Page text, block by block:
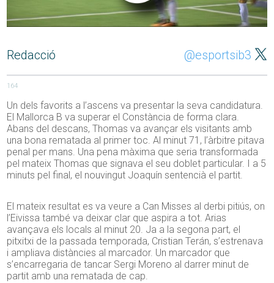
Redacció @esportsib3
164
Un dels favorits a l’ascens va presentar la seva candidatura.
El Mallorca B va superar el Constància de forma clara.
Abans del descans, Thomas va avançar els visitants amb
una bona rematada al primer toc. Al minut 71, l’àrbitre pitava
penal per mans. Una pena màxima que seria transformada
pel mateix Thomas que signava el seu doblet particular. I a 5
minuts pel final, el nouvingut Joaquín sentencià el partit.
El mateix resultat es va veure a Can Misses al derbi pitiús, on
l’Eivissa també va deixar clar que aspira a tot. Arias
avançava els locals al minut 20. Ja a la segona part, el
pitxitxi de la passada temporada, Cristian Terán, s’estrenava
i ampliava distàncies al marcador. Un marcador que
s’encarregaria de tancar Sergi Moreno al darrer minut de
partit amb una rematada de cap.